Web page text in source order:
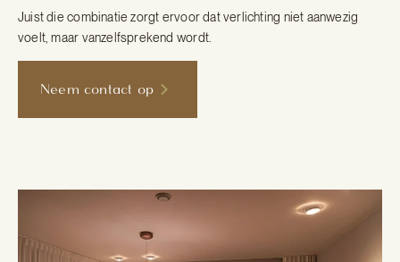
Juist die combinatie zorgt ervoor dat verlichting niet aanwezig
voelt, maar vanzelfsprekend wordt.
Neem contact op